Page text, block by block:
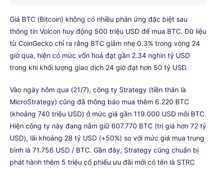
Giá BTC (Bitcoin) không có nhiều phản ứng đặc biệt sau
thông tin Volcon huy động 500 triệu USD để mua BTC. Dữ liệu
từ CoinGecko chỉ ra rằng BTC giảm nhẹ 0.3% trong vòng 24
giờ qua, hiện có mức vốn hoá đạt gần 2.34 nghìn tỷ USD
trong khi khối lượng giao dịch 24 giờ đạt hơn 50 tỷ USD.
Vào ngày hôm qua (21/7), công ty Strategy (tiền thân là
MicroStrategy) cũng đã thông báo mua thêm 6.220 BTC
(khoảng 740 triệu USD) ở mức giá gần 119.000 USD mỗi BTC.
Hiện công ty này đang nắm giữ 607.770 BTC (trị giá hơn 72 tỷ
USD), lãi khoảng 28 tỷ USD (+50%) so với mức giá mua trung
bình là 71.756 USD / BTC. Gần đây, Strategy cũng chuẩn bị
phát hành thêm 5 triệu cổ phiếu ưu đãi mới có tên là STRC